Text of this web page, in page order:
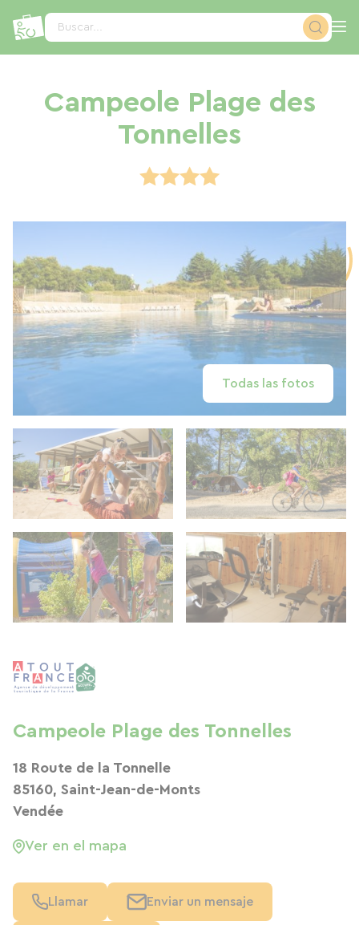
Buscar...
Campeole Plage des
Tonnelles
Todas las fotos
Campeole Plage des Tonnelles
18 Route de la Tonnelle
85160, Saint-Jean-de-Monts
Vendée
Ver en el mapa
Llamar Enviar un mensaje
Panel de gestión de cookies